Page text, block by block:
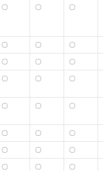
〇 〇 〇
〇 〇 〇
〇 〇 〇
〇 〇 〇
〇 〇 〇
〇 〇 〇
〇 〇 〇
〇 〇 〇